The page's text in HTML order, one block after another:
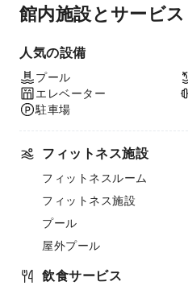
館内施設とサービス
人気の設備
プール
エレベーター
駐車場
フィットネス施設
フィットネスルーム
フィットネス施設
プール
屋外プール
飲食サービス